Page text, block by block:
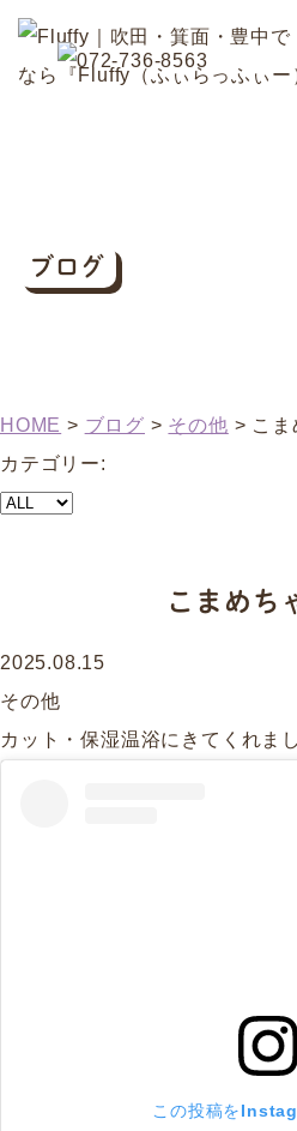
ブログ
HOME > ブログ > その他 > こま
カテゴリー:
こまめち
2025.08.15
その他
カット・保湿温浴にきてくれま
この投稿を